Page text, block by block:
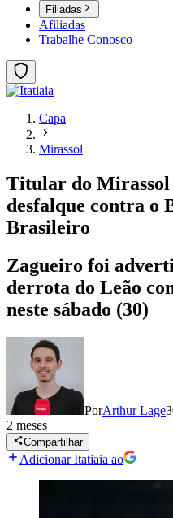
Filiadas
Afiliadas
Trabalhe Conosco
Capa
Mirassol
Titular do Mirassol
desfalque contra o
Brasileiro
Zagueiro foi
derrota do Leão
neste sábado (30)
PorArthur Lage
2 meses
Compartilhar
Adicionar Itatiaia ao